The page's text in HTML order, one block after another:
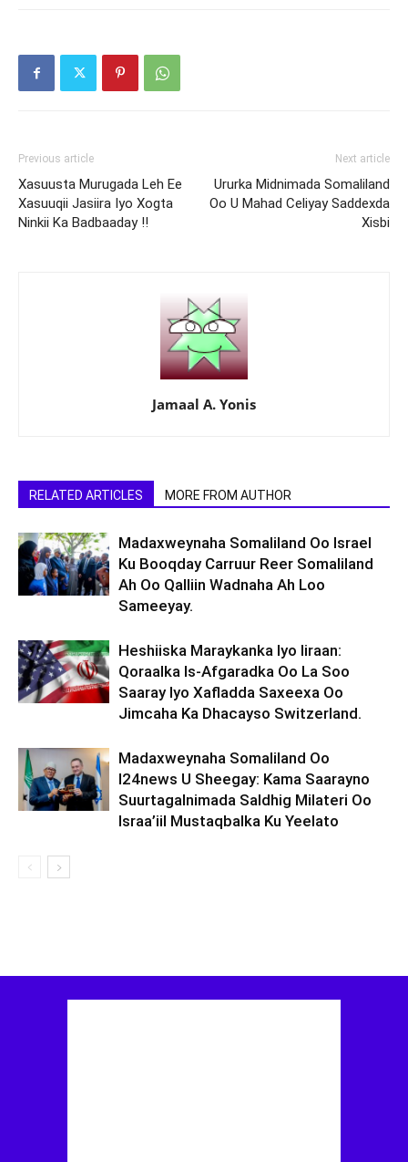
Previous article
Xasuusta Murugada Leh Ee
Xasuuqii Jasiira Iyo Xogta
Ninkii Ka Badbaaday !!
Next article
Ururka Midnimada Somaliland
Oo U Mahad Celiyay Saddexda
Xisbi
Jamaal A. Yonis
RELATED ARTICLES MORE FROM AUTHOR
Madaxweynaha Somaliland Oo Israel
Ku Booqday Carruur Reer Somaliland
Ah Oo Qalliin Wadnaha Ah Loo
Sameeyay.
Heshiiska Maraykanka Iyo Iiraan:
Qoraalka Is-Afgaradka Oo La Soo
Saaray Iyo Xafladda Saxeexa Oo
Jimcaha Ka Dhacayso Switzerland.
Madaxweynaha Somaliland Oo
I24news U Sheegay: Kama Saarayno
Suurtagalnimada Saldhig Milateri Oo
Israa’iil Mustaqbalka Ku Yeelato